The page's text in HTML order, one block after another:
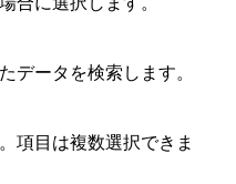
データを検索します。
項目は複数選択できま